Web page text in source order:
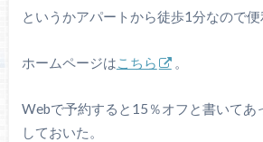
というかアパートから徒歩1分なので便
ホームページはこちら 。
Webで予約すると15％オフと書いてあ
しておいた。